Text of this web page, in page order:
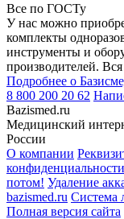
Все по ГОСТу
У нас можно
комплекты
инструменты и
производителей.
Подробнее о
8 800 200 20 62
Bazismed.ru
Медицинский
России
О компании
конфиденциальности
потом! Удаление
bazismed.ru Система
Полная версия сайта